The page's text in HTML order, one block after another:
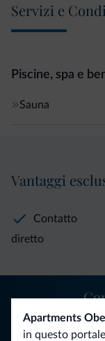
L'Oberdorner
percorsi
Servizi e
Piscine, spa e
Sauna
Apartments
in questo
Vantaggi
Contatto
diretto
Riceverai